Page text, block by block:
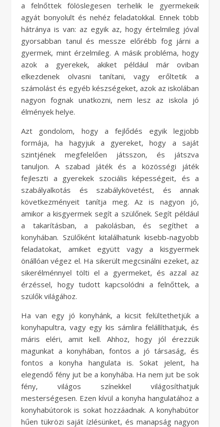
a felnőttek fölöslegesen terhelik le gyermekeik
agyát bonyolult és nehéz feladatokkal. Ennek több
hátránya is van: az egyik az, hogy értelmileg jóval
gyorsabban tanul és messze előrébb fog járni a
gyermek, mint érzelmileg. A másik probléma, hogy
azok a gyerekek, akiket például már oviban
elkezdenek olvasni tanítani, vagy erőltetik a
számolást és egyéb készségeket, azok az iskolában
nagyon fognak unatkozni, nem lesz az iskola jó
élmények helye.
Azt gondolom, hogy a fejlődés egyik legjobb
formája, ha hagyjuk a gyereket, hogy a saját
szintjének megfelelően játsszon, és játszva
tanuljon. A szabad játék és a közösségi játék
fejleszti a gyerekek szociális képességeit, és a
szabályalkotás és szabálykövetést, és annak
következményeit tanítja meg. Az is nagyon jó,
amikor a kisgyermek segít a szülőnek. Segít például
a takarításban, a pakolásban, és segíthet a
konyhában. Szülőként kitalálhatunk kisebb-nagyobb
feladatokat, amiket együtt vagy a kisgyermek
önállóan végez el. Ha sikerült megcsinálni ezeket, az
sikerélménnyel tölti el a gyermeket, és azzal az
érzéssel, hogy tudott kapcsolódni a felnőttek, a
szülők világához.
Ha van egy jó konyhánk, a kicsit felültethetjük a
konyhapultra, vagy egy kis sámlira felállíthatjuk, és
máris eléri, amit kell. Ahhoz, hogy jól érezzük
magunkat a konyhában, fontos a jó társaság, és
fontos a konyha hangulata is. Sokat jelent, ha
elegendő fény jut be a konyhába. Ha nem jut be sok
fény, világos színekkel világosíthatjuk
mesterségesen. Ezen kívül a konyha hangulatához a
konyhabútorok is sokat hozzáadnak. A konyhabútor
hűen tükrözi saját ízlésünket, és manapság nagyon